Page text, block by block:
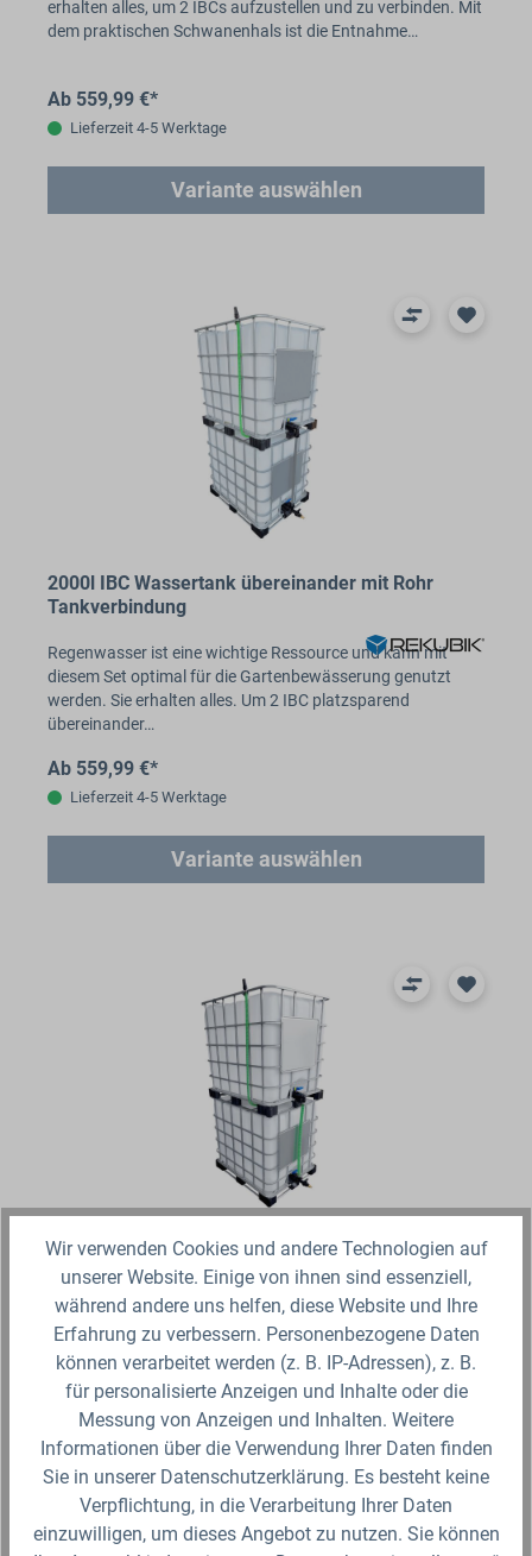
erhalten alles, um 2 IBCs aufzustellen und zu verbinden. Mit
dem praktischen Schwanenhals ist die Entnahme…
Ab 559,99 €*
Lieferzeit 4-5 Werktage
Variante auswählen
2000l IBC Wassertank übereinander mit Rohr
Tankverbindung
Regenwasser ist eine wichtige Ressource und kann mit
diesem Set optimal für die Gartenbewässerung genutzt
werden. Sie erhalten alles. Um 2 IBC platzsparend
übereinander…
Ab 559,99 €*
Lieferzeit 4-5 Werktage
Variante auswählen
2000l IBC Wassertank übereinander mit Schlauch
Tankverbindung
Regenwasser speichern kann. Die Einlaufgestaltung muss
je nach baulichen Konstellationen und Standort…
Ab 559,99 €*
Lieferzeit 4-5 Werktage
Variante auswählen
Wir verwenden Cookies und andere Technologien auf
unserer Website. Einige von ihnen sind essenziell,
während andere uns helfen, diese Website und Ihre
Erfahrung zu verbessern. Personenbezogene Daten
können verarbeitet werden (z. B. IP-Adressen), z. B.
für personalisierte Anzeigen und Inhalte oder die
Messung von Anzeigen und Inhalten. Weitere
Informationen über die Verwendung Ihrer Daten finden
Sie in unserer Datenschutzerklärung. Es besteht keine
Verpflichtung, in die Verarbeitung Ihrer Daten
einzuwilligen, um dieses Angebot zu nutzen. Sie können